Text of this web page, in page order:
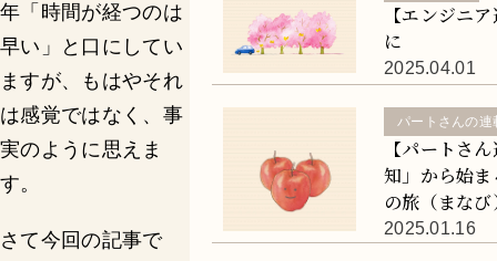
年「時間が経つのは
早い」と口にしてい
ますが、もはやそれ
は感覚ではなく、事
実のように思えま
す。
さて今回の記事で
【エンジニ
に
2025.04.01
パートさんの連
【パートさ
知」から始
の旅（まな
2025.01.16